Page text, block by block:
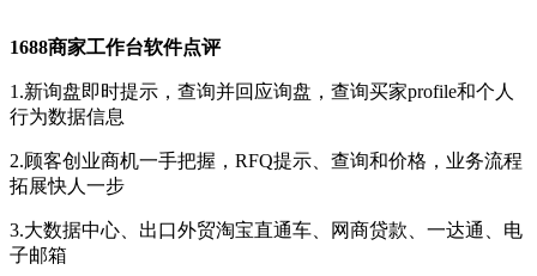
1688商家工作台软件点评
1.新询盘即时提示，查询并回应询盘，查询买家profile和个人
行为数据信息
2.顾客创业商机一手把握，RFQ提示、查询和价格，业务流程
拓展快人一步
3.大数据中心、出口外贸淘宝直通车、网商贷款、一达通、电
子邮箱